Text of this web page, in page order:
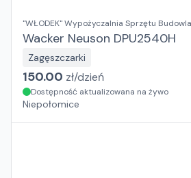
"WŁODEK" Wypożyczalnia Sprzętu
Wacker Neuson DPU2540H
Zagęszczarki
150.00 zł/dzień
Dostępność aktualizowana na żywo
Niepołomice